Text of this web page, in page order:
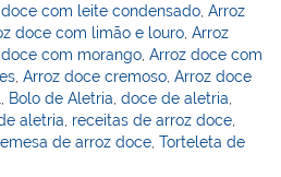
com leite condensado ,Arroz
doce com limão e louro ,Arroz
com morango ,Arroz doce com
,Arroz doce cremoso ,Arroz doce
Bolo de Aletria ,doce de aletria
aletria receitas de arroz doce
de arroz doce ,Torteleta de